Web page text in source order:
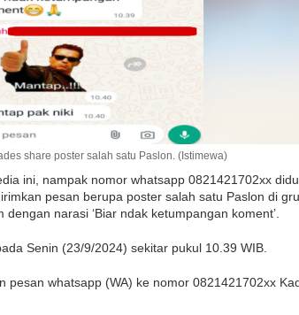
share poster salah satu Paslon. (Istimewa)
ini, nampak nomor whatsapp 0821421702xx
pesan berupa poster salah satu Paslon di
narasi ‘Biar ndak ketumpangan koment’.
Senin (23/9/2024) sekitar pukul 10.39 WIB.
pesan whatsapp (WA) ke nomor 0821421702xx